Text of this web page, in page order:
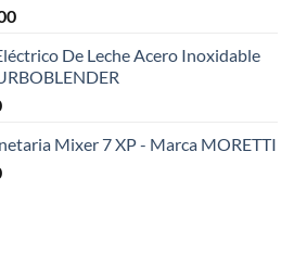
De Leche Acero Inoxidable
Mixer 7 XP - Marca MORETTI